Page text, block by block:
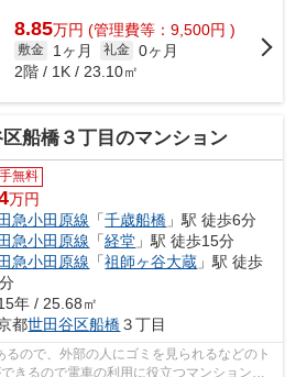
8.85万円 (管理費等：9,500円 )
敷金 1ヶ月 礼金 0ヶ月
2階 / 1K / 23.10㎡
船橋３丁目のマンション
無料
万円
急小田原線 「千歳船橋 」駅 徒歩6分
急小田原線 「経堂 」駅 徒歩15分
急小田原線 「祖師ヶ谷大蔵 」駅 徒歩
年 / 25.68㎡
都世田谷区船橋３丁目
ので、外部の人にゴミを見られるなどのト
きるので電車の利用に役立つマンションで